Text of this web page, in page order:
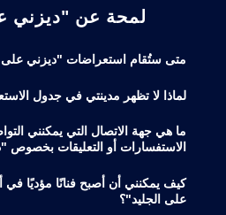
لمحة عن "ديزني
متى ستُقام استعراضات "ديزني على
لماذا لا تظهر مدينتي في جدول
ما هي جهة الاتصال التي يمكنني
الاستفسارات أو التعليقات بخصوص
كيف يمكنني أن أصبح فنانًا مؤديًا
على الجليد"؟